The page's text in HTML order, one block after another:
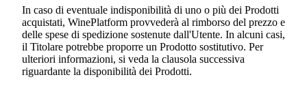
In caso di eventuale indisponibilità di uno o più dei Prodotti
acquistati, WinePlatform provvederà al rimborso del prezzo e
delle spese di spedizione sostenute dall'Utente. In alcuni casi,
il Titolare potrebbe proporre un Prodotto sostitutivo. Per
ulteriori informazioni, si veda la clausola successiva
riguardante la disponibilità dei Prodotti.